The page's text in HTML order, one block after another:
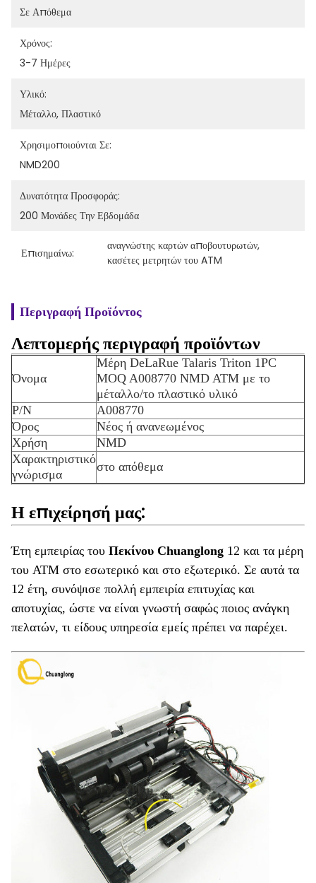
Σε Απόθεμα
Χρόνος:
3-7 Ημέρες
Υλικό:
Μέταλλο, Πλαστικό
Χρησιμοποιούνται Σε:
NMD200
Δυνατότητα Προσφοράς:
200 Μονάδες Την Εβδομάδα
Επισημαίνω:
αναγνώστης καρτών αποβουτυρωτών,
κασέτες μετρητών του ATM
Περιγραφή Προϊόντος
Λεπτομερής περιγραφή προϊόντων
Όνομα
Μέρη DeLaRue Talaris Triton 1PC
MOQ A008770 NMD ATM με το
μέταλλο/το πλαστικό υλικό
P/N
A008770
Όρος
Νέος ή ανανεωμένος
Χρήση
NMD
Χαρακτηριστικό
γνώρισμα
στο απόθεμα
Η επιχείρησή μας:
Έτη εμπειρίας του Πεκίνου Chuanglong 12 και τα μέρη
του ATM στο εσωτερικό και στο εξωτερικό. Σε αυτά τα
12 έτη, συνόψισε πολλή εμπειρία επιτυχίας και
αποτυχίας, ώστε να είναι γνωστή σαφώς ποιος ανάγκη
πελατών, τι είδους υπηρεσία εμείς πρέπει να παρέχει.